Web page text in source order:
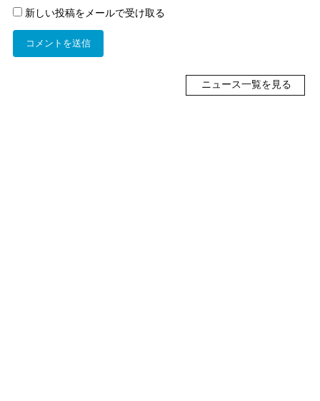
新しい投稿をメールで受け取る
ニュース一覧を見る